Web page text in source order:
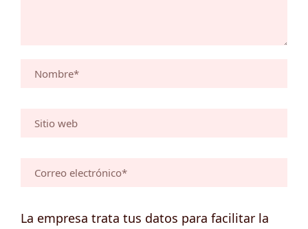
La empresa trata tus datos para facilitar la